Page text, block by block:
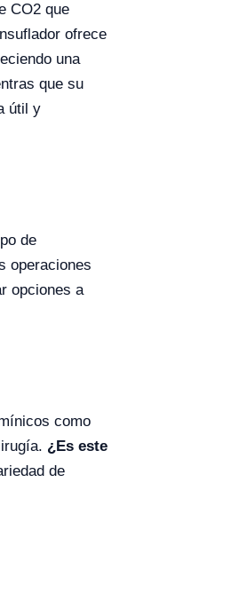
CO2 que
ofrece
una
que su
útil y
de
operaciones
opciones a
como
¿Es este
de